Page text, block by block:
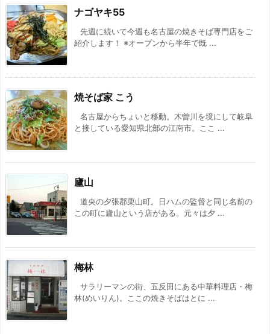
ナゴヤキ55
先週に続いて今週も名古屋の焼きそば専門店をご
紹介します！ ※オープンから半年で既 ...
焼そば家 こう
名古屋からちょいと移動。木曽川を境にして岐阜
と接している愛知県北部の江南市。ここ ...
廬山
道央の夕張郡栗山町。日ハムの監督と同じ名前の
この町に廬山という店がある。元々は夕 ...
梅林
サラリーマンの街、五反田にある中華料理店・梅
林(めいりん)。ここの焼きそばはとに ...